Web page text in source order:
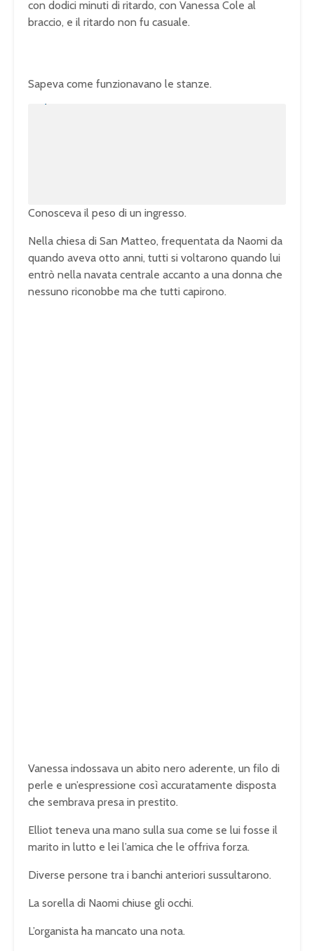
con dodici minuti di ritardo, con Vanessa Cole al
braccio, e il ritardo non fu casuale.
Sapeva come funzionavano le stanze.
Conosceva il peso di un ingresso.
Nella chiesa di San Matteo, frequentata da Naomi da
quando aveva otto anni, tutti si voltarono quando lui
entrò nella navata centrale accanto a una donna che
nessuno riconobbe ma che tutti capirono.
Vanessa indossava un abito nero aderente, un filo di
perle e un’espressione così accuratamente disposta
che sembrava presa in prestito.
Elliot teneva una mano sulla sua come se lui fosse il
marito in lutto e lei l’amica che le offriva forza.
Diverse persone tra i banchi anteriori sussultarono.
La sorella di Naomi chiuse gli occhi.
L’organista ha mancato una nota.